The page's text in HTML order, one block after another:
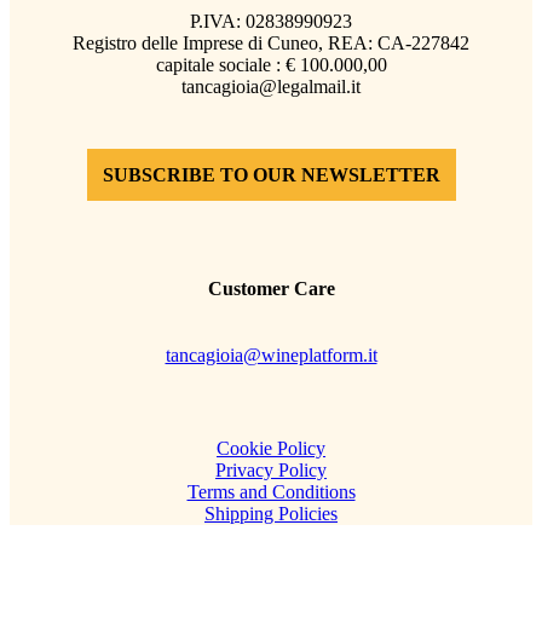
P.IVA: 02838990923
Registro delle Imprese di Cuneo, REA: CA-227842
capitale sociale : € 100.000,00
tancagioia@legalmail.it
SUBSCRIBE TO OUR NEWSLETTER
Customer Care
tancagioia@wineplatform.it
Cookie Policy
Privacy Policy
Terms and Conditions
Shipping Policies